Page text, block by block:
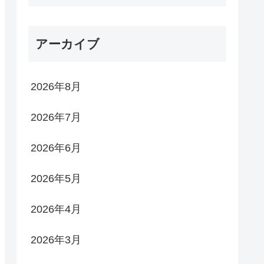
アーカイブ
2026年8月
2026年7月
2026年6月
2026年5月
2026年4月
2026年3月